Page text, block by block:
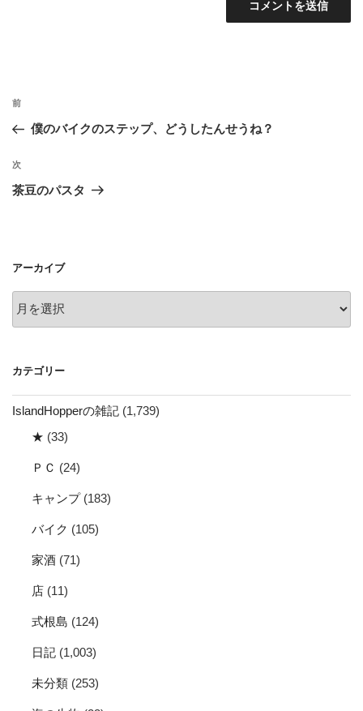
投
ナ
ビ
ゲ
ン
前
の
稿
前
僕のバイクのステップ、どうしたんせうね？
次
の
次
茶豆のパスタ
アーカイブ
ー
ブ
カテゴリー
IslandHopperの雑記 (1,739)
★ (33)
ＰＣ (24)
キャンプ(183)
バイク (105)
家酒 (71)
店 (11)
式根島 (124)
日記 (1,003)
未分類 (253)